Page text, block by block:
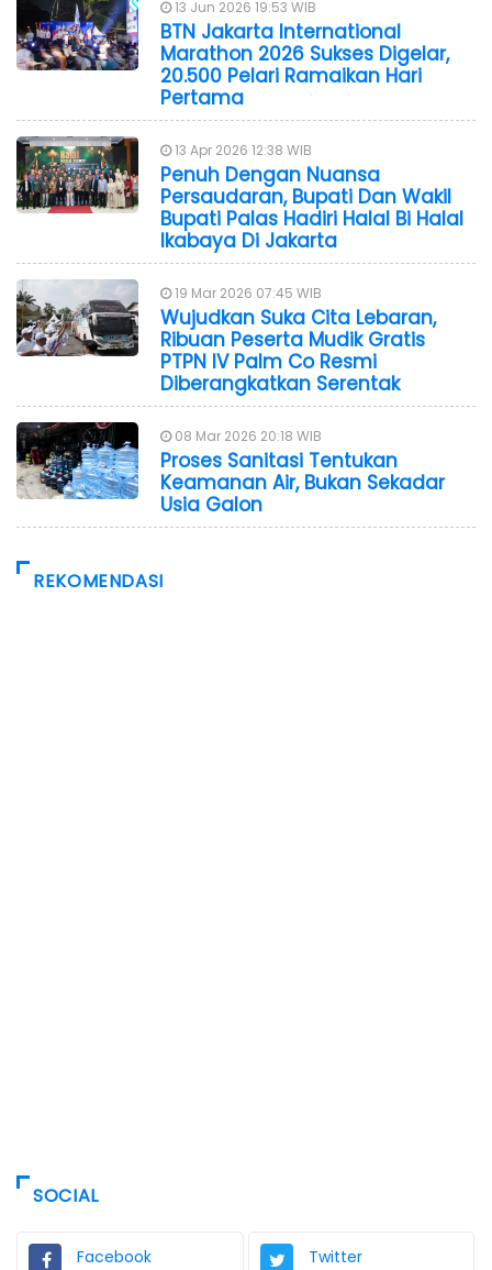
13 Jun 2026 19:53 WIB
BTN Jakarta International
Marathon 2026 Sukses Digelar,
20.500 Pelari Ramaikan Hari
Pertama
13 Apr 2026 12:38 WIB
Penuh Dengan Nuansa
Persaudaran, Bupati Dan Wakil
Bupati Palas Hadiri Halal Bi Halal
Ikabaya Di Jakarta
19 Mar 2026 07:45 WIB
Wujudkan Suka Cita Lebaran,
Ribuan Peserta Mudik Gratis
PTPN IV Palm Co Resmi
Diberangkatkan Serentak
08 Mar 2026 20:18 WIB
Proses Sanitasi Tentukan
Keamanan Air, Bukan Sekadar
Usia Galon
REKOMENDASI
SOCIAL
Facebook Twitter